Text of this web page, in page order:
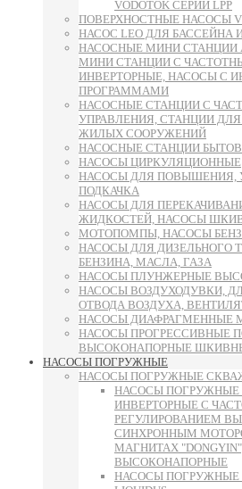
VODOTOK СЕРИИ LPP
ПОВЕРХНОСТНЫЕ НАСОСЫ
НАСОС LEO ДЛЯ БАССЕЙНА
НАСОСНЫЕ МИНИ СТАНЦИИ
МИНИ СТАНЦИИ С
ИНВЕРТОРНЫЕ, НАСОСЫ С
ПРОГРАММАМИ
НАСОСНЫЕ СТАНЦИИ С
УПРАВЛЕНИЯ, СТАНЦИИ
ЖИЛЫХ СООРУЖЕНИЙ
НАСОСНЫЕ СТАНЦИИ
НАСОСЫ ЦИРКУЛЯЦИОННЫЕ
НАСОСЫ ДЛЯ ПОВЫШЕНИЯ,
ПОДКАЧКА
НАСОСЫ ДЛЯ
ЖИДКОСТЕЙ, НАСОСЫ
МОТОПОМПЫ, НАСОСЫ
НАСОСЫ ДЛЯ ДИЗЕЛЬНОГО
БЕНЗИНА, МАСЛА, ГАЗА
НАСОСЫ ПЛУНЖЕРНЫЕ
НАСОСЫ ВОЗДУХОДУВКИ,
ОТВОДА ВОЗДУХА,
НАСОСЫ ДИАФРАГМЕННЫЕ
НАСОСЫ ПРОГРЕССИВНЫЕ
ВЫСОКОНАПОРНЫЕ
НАСОСЫ ПОГРУЖНЫЕ
НАСОСЫ ПОГРУЖНЫЕ
НАСОСЫ
ИНВЕРТОРНЫЕ С
РЕГУЛИРОВАНИЕМ
СИНХРОННЫМ
МАГНИТАХ
ВЫСОКОНАПОРНЫЕ
НАСОСЫ ПОГРУЖНЫЕ